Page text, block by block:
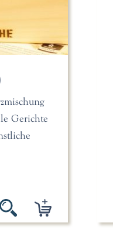
Gerichte